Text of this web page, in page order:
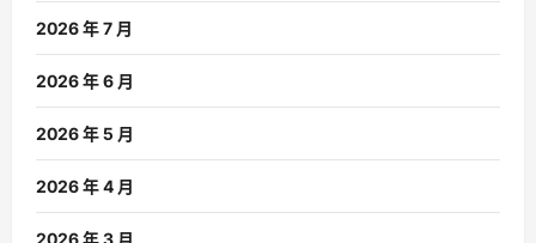
2026 年 7 月
2026 年 6 月
2026 年 5 月
2026 年 4 月
2026 年 3 月